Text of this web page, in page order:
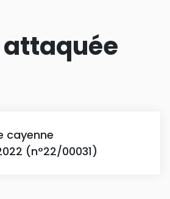
attaquée
cayenne
(n°22/00031)